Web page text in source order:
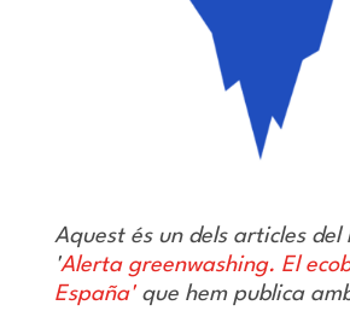
Aquest és un dels articles del
'Alerta greenwashing. El
España'que hem publica amb